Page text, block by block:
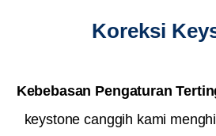
Koreksi
Kebebasan Pengaturan
keystone canggih kami